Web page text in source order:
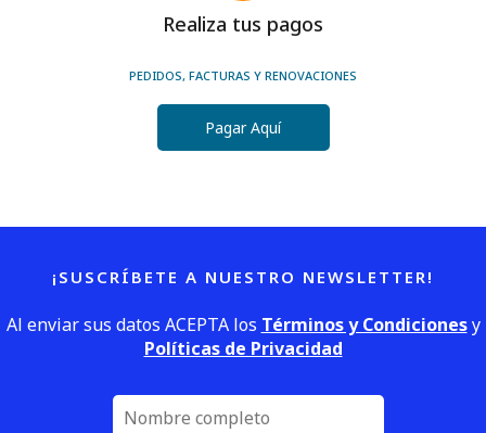
Realiza tus pagos
PEDIDOS, FACTURAS Y RENOVACIONES
Pagar Aquí
¡SUSCRÍBETE A NUESTRO NEWSLETTER!
Al enviar sus datos ACEPTA los Términos y Condicionesy
Políticas de Privacidad